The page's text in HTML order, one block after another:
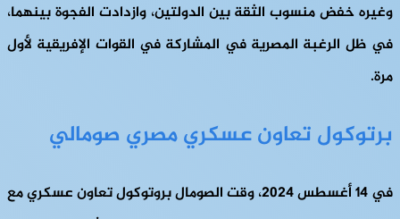
وغيره خفض منسوب الثقة بين الدولتين، وازدادت الفجوة بينهما،
في ظل الرغبة المصرية في المشاركة في القوات الإفريقية لأول
مرة.
برتوكول تعاون عسكري مصري صومالي
في 14 أغسطس 2024، وقت الصومال بروتوكول تعاون عسكري مع